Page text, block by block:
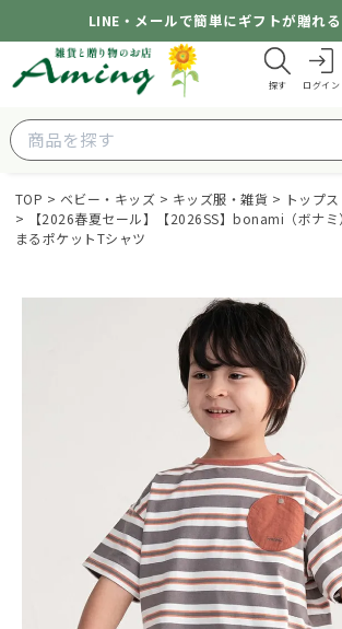
LINE・メールで簡単にギフトが贈れる
探す ログイン
TOP ベビー・キッズ キッズ服・雑貨
トップス
【2026春夏セール】【2026SS】bonami（ボナ
まるポケットTシャツ